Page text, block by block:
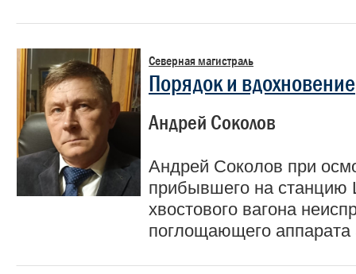
Северная магистраль
Порядок и вдохновение
Андрей Соколов
Андрей Соколов при
прибывшего на
хвостового вагона
поглощающего аппарата